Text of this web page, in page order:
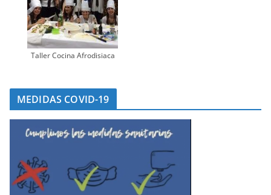
Taller Cocina Afrodisiaca
MEDIDAS COVID-19